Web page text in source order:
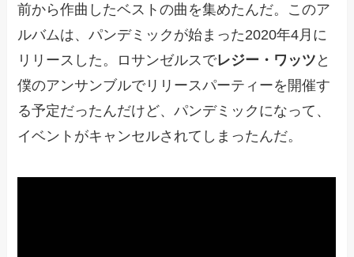
前から作曲したベストの曲を集めたんだ。このア
ルバムは、パンデミックが始まった2020年4月に
リリースした。ロサンゼルスでレジー・ワッツ と
僕のアンサンブルでリリースパーティーを開催す
る予定だったんだけど、パンデミックになって、
イベントがキャンセルされてしまったんだ。